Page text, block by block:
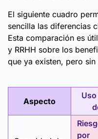
El siguiente cuadro
sencilla las diferencias
Esta comparación es
y RRHH sobre los
que ya existen, pero
Aspecto
por